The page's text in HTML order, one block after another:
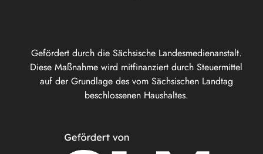
Gefördert durch die Sächsische Landesmedienanstalt.
Diese Maßnahme wird mitfinanziert durch Steuermittel
auf der Grundlage des vom Sächsischen Landtag
beschlossenen Haushaltes.